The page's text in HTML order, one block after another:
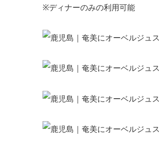
※ディナーのみの利用可能